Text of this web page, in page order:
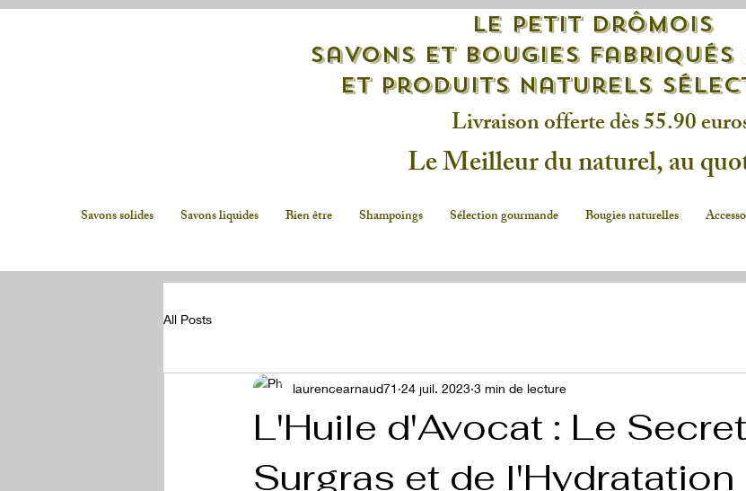
Livraison offerte dès 55.90
Le Meilleur du naturel, au
Le petit drômois
savons et bougies fabriqués
et produits naturels
Savons solides Savons liquides Bien être Shampoings Sélection gourmande Bougies naturelles
All Posts
L'Huile d'Avocat : Le
Surgras et de l'Hydratation
laurencearnaud71 24 juil. 2023 3 min de lecture